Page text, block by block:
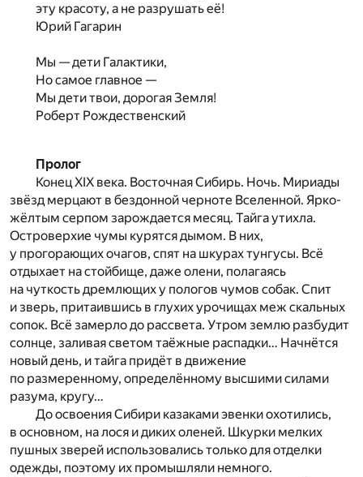
эту красоту, а не разрушать её!
Юрий Гагарин
Мы — дети Галактики,
Но самое главное —
Мы дети твои, дорогая Земля!
Роберт Рождественский
Пролог
Конец XIX века. Восточная Сибирь. Ночь. Мириады
звёзд мерцают в бездонной черноте Вселенной. Ярко-
жёлтым серпом зарождается месяц. Тайга утихла.
Островерхие чумы курятся дымом. В них,
у прогорающих очагов, спят на шкурах тунгусы. Всё
отдыхает на стойбище, даже олени, полагаясь
на чуткость дремлющих у пологов чумов собак. Спит
и зверь, притаившись в глухих урочищах меж скальных
сопок. Всё замерло до рассвета. Утром землю разбудит
солнце, заливая светом таёжные распадки… Начнётся
новый день, и тайга придёт в движение
по размеренному, определённому высшими силами
разума, кругу…
До освоения Сибири казаками эвенки охотились,
в основном, на лося и диких оленей. Шкурки мелких
пушных зверей использовались только для отделки
одежды, поэтому их промышляли немного.